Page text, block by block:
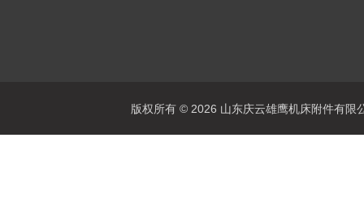
版权所有 © 2026 山东庆云雄鹰机床附件有